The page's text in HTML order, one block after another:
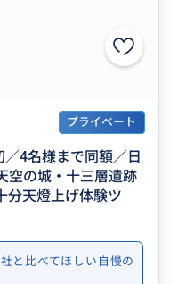
プライベート
4名様まで同額／日
空の城・十三層遺跡
分天燈上げ体験ツ
と比べてほしい自慢の